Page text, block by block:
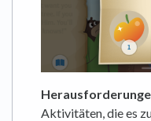
Aktivitäten, die es